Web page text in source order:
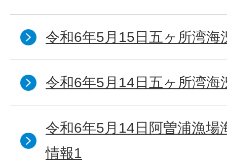
令和6年5月15日五ヶ所湾海
令和6年5月14日五ヶ所湾海
令和6年5月14日阿曽浦漁場
情報1